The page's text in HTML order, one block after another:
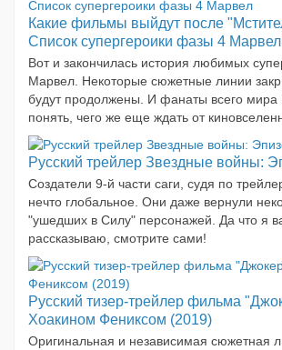
Какие фильмы выйдут после
Список супергероики фазы 4 Марвел
Вот и закончилась история любимых
Марвел. Некоторые сюжетные линии
будут продолжены. И фанаты всего мира
понять, чего же еще ждать от
Русский трейлер Звездные войны:
Создатели 9-й части саги, судя по
нечто глобальное. Они даже вернули
"ушедших в Силу" персонажей. Да что я
рассказываю, смотрите сами!
Русский тизер-трейлер фильма
Хоакином Фениксом (2019)
Оригинальная и независимая сюжетная